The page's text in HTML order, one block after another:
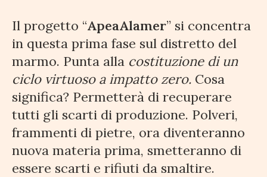
Il progetto “ApeaAlamer” si concentra
in questa prima fase sul distretto del
marmo. Punta alla costituzione di un
ciclo virtuoso a impatto zero. Cosa
significa? Permetterà di recuperare
tutti gli scarti di produzione. Polveri,
frammenti di pietre, ora diventeranno
nuova materia prima, smetteranno di
essere scarti e rifiuti da smaltire.